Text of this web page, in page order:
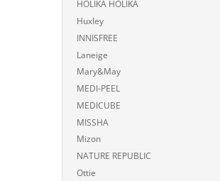
HOLIKA HOLIKA
Huxley
INNISFREE
Laneige
Mary&May
MEDI-PEEL
MEDICUBE
MISSHA
Mizon
NATURE REPUBLIC
Ottie